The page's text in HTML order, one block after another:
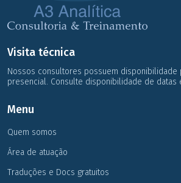
Visita técnica
Nossos consultores possuem disponibilidade
presencial. Consulte disponibilidade de datas
Menu
Quem somos
Área de atuação
Traduções e Docs gratuitos